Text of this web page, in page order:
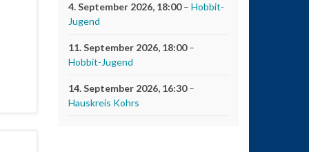
4. September 2026, 18:00– Hobbit-
Jugend
11. September 2026, 18:00–
Hobbit-Jugend
14. September 2026, 16:30–
Hauskreis Kohrs